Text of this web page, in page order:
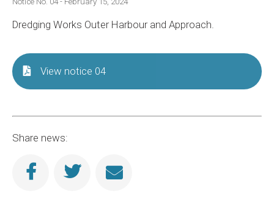
Dredging Works Outer Harbour and Approach.
View notice 04
Share news: